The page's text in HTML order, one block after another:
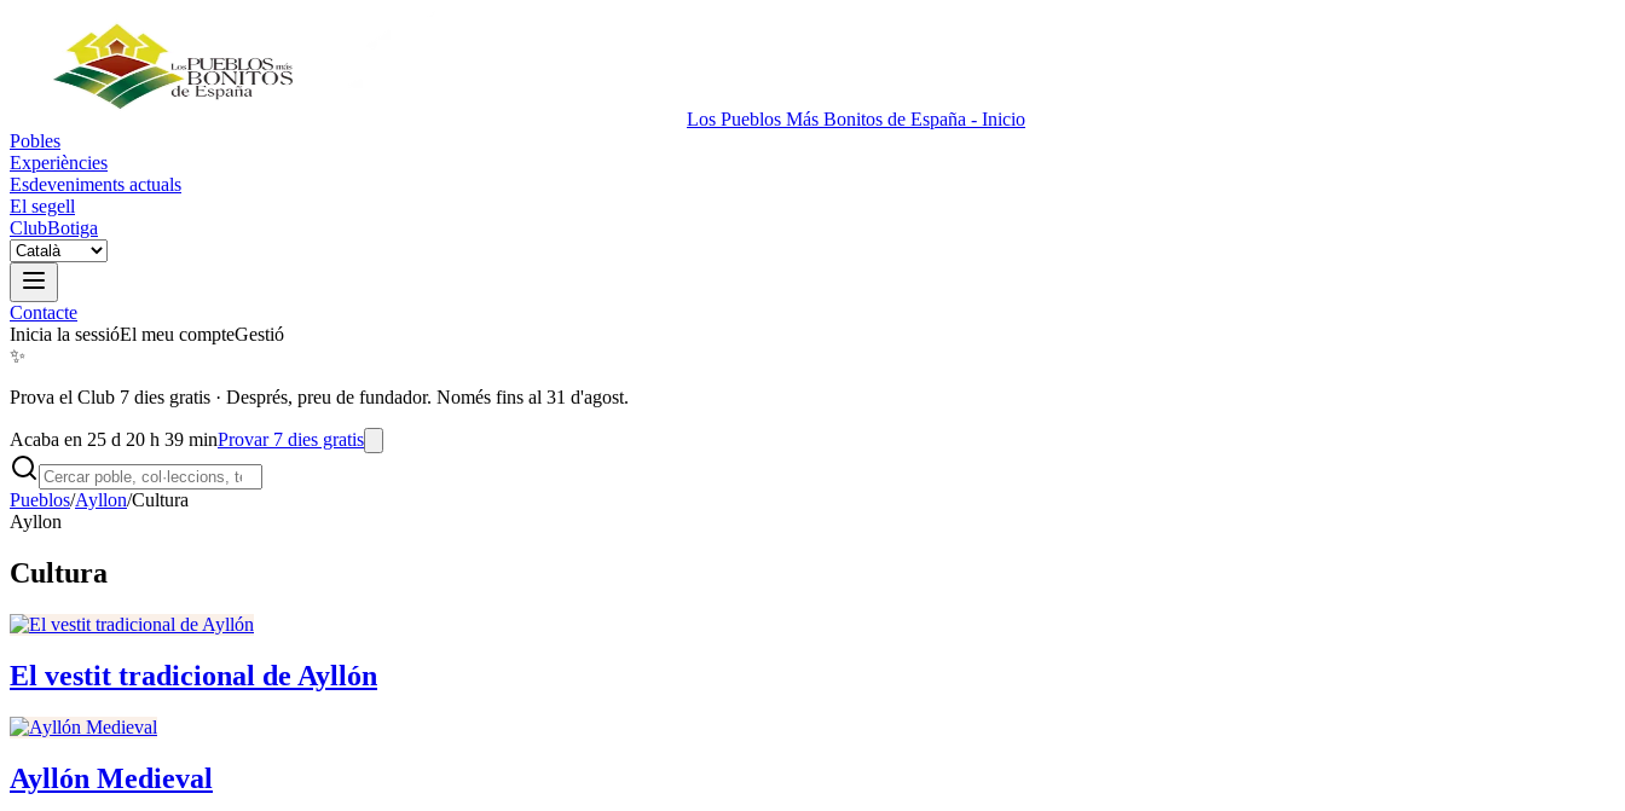
Los Pueblos Más Bonitos de España - Inicio
Pobles
Experiències
Esdeveniments actuals
El segell
ClubBotiga
Contacte
Inicia la sessióEl meu compteGestió
✨
Prova el Club 7 dies gratis · Després, preu de fundador. Només fins al 31 d'agost.
Acaba en 25 d 20 h 39 minProvar 7 dies gratis
Pueblos/Ayllon/Cultura
Ayllon
Cultura
El vestit tradicional de Ayllón
Ayllón Medieval